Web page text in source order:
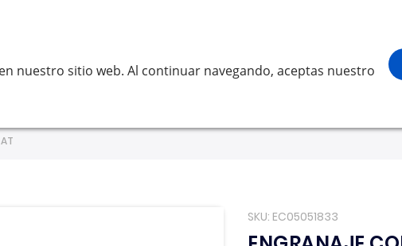
nuestro sitio web. Al continuar navegando, aceptas nuestro
Buscar
SKU EC05051833